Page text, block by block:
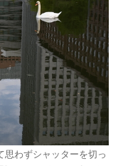
思わずシャッターを切っ